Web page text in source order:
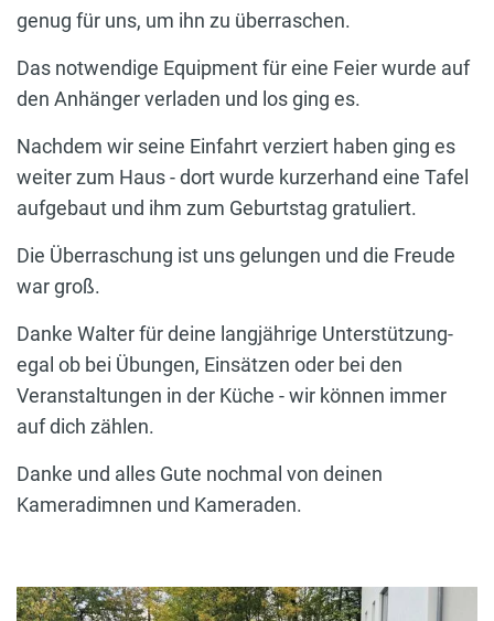
genug für uns, um ihn zu überraschen.
Das notwendige Equipment für eine Feier wurde auf
den Anhänger verladen und los ging es.
Nachdem wir seine Einfahrt verziert haben ging es
weiter zum Haus - dort wurde kurzerhand eine Tafel
aufgebaut und ihm zum Geburtstag gratuliert.
Die Überraschung ist uns gelungen und die Freude
war groß.
Danke Walter für deine langjährige Unterstützung-
egal ob bei Übungen, Einsätzen oder bei den
Veranstaltungen in der Küche - wir können immer
auf dich zählen.
Danke und alles Gute nochmal von deinen
Kameradimnen und Kameraden.